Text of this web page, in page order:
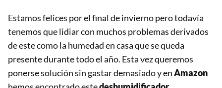
Estamos felices por el final de invierno pero todavía
tenemos que lidiar con muchos problemas derivados
de este como la humedad en casa que se queda
presente durante todo el año. Esta vez queremos
ponerse solución sin gastar demasiado y enAmazon